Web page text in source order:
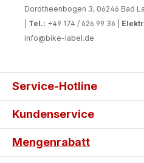
Dorotheenbogen 3, 06246 Bad
Tel.: +49 174 / 626 99 36 |
info@bike-label.de
Service-Hotline
Kundenservice
Mengenrabatt